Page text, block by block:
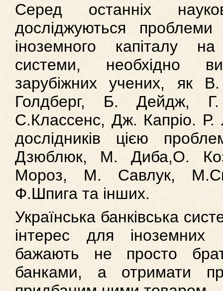
Серед останніх
досліджуються
іноземного капіталу на
системи, необхідно
зарубіжних учених, як
Голдберг, Б. Дейдж,
С.Классенс, Дж. Капріо. Р.
дослідників цією
Дзюблюк, М. Диба,О.
Мороз, М. Савлук,
Ф.Шпига та інших.
Українська банківська
інтерес для іноземних
бажають не просто
банками, а отримати